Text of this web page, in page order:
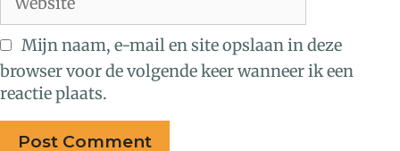
Mijn naam, e-mail en site opslaan in deze
browser voor de volgende keer wanneer ik een
reactie plaats.